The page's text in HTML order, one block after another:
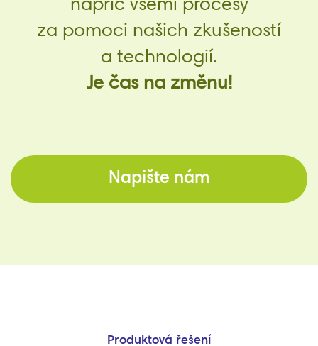
napříč všemi procesy
za pomoci našich zkušeností
a technologií.
Je čas na změnu!
Napište nám
Produktová řešení